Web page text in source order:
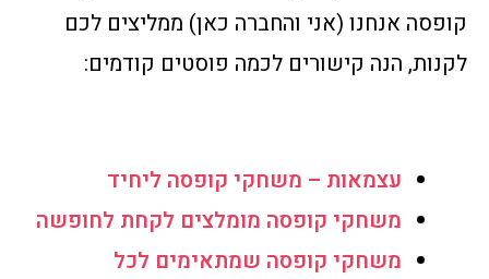
קופסה אנחנו (אני והחברה כאן) ממליצים לכם
לקנות, הנה קישורים לכמה פוסטים קודמים:
עצמאות – משחקי קופסה ליחיד
משחקי קופסה מומלצים לקחת לחופשה
משחקי קופסה שמתאימים לכל